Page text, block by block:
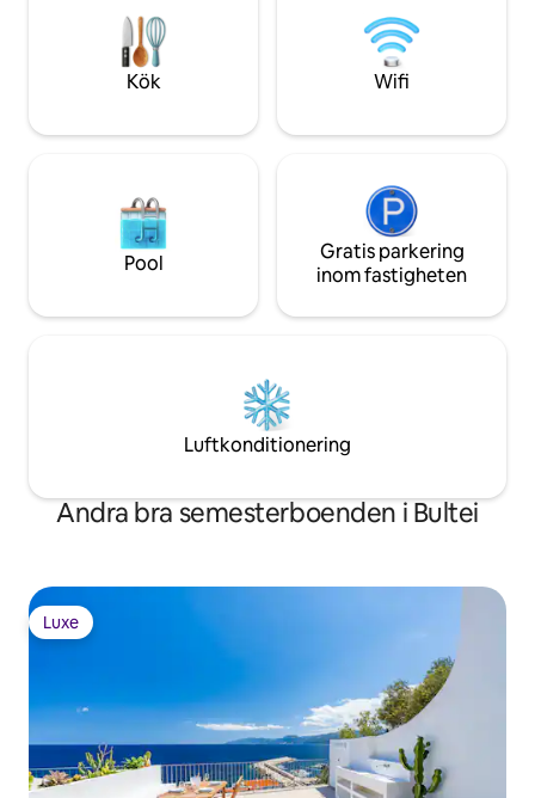
10 km bort ligger Calangianus med sitt
berömda korkmuseum och jättarnas
gravar i Pascaredda.
Ogliastra. Perfekt
Kök Wifi
Pool
Gratis parkering
inom fastigheten
Luftkonditionering
Andra bra semesterboenden i Bultei
Luxe
Luxe